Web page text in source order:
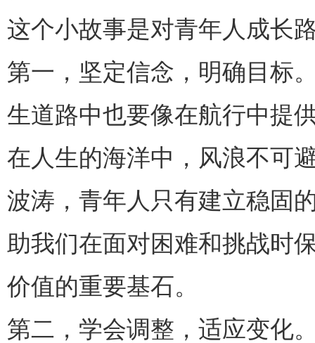
这个小故事是对青年人成长
第一，坚定信念，明确目标
生道路中也要像在航行中提
在人生的海洋中，风浪不可
波涛，青年人只有建立稳固
助我们在面对困难和挑战时
价值的重要基石。
第二，学会调整，适应变化